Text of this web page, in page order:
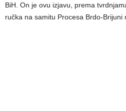
BiH. On je ovu izjavu, prema
ručka na samitu Procesa Brdo-Brijuni